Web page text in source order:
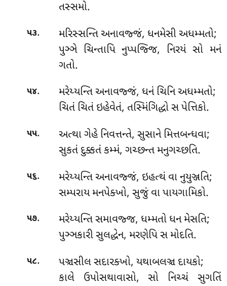
તસ્સમો.
૫૩. મરિસ્સન્તિઅનાવજ્જં, ધનમેસી અધમ્મતો;
પુઞ્ઞે ચિન્તાપિ નુપ્પજ્જિ, નિરયં સો મનં
ગતો.
૫૪.
મરેય્યન્તિ અનાવજ્જં, ધનં ચિનિ અધમ્મતો;
ચિતં ચિતં ઇહેવેતં, તસ્મિંગિદ્ધો સ પેત્તિકો.
૫૫. અત્થાગેહે નિવત્તન્તે, સુસાને મિત્તબન્ધવા;
સુકતં દુક્કતં કમ્મં, ગચ્છન્ત મનુગચ્છતિ.
૫૬.
મરેય્યન્તિ અનાવજ્જં, ઇહત્થં વા નુયુઞ્જતિ;
સમ્પરાય મનપેક્ખો, સુજું વા પાયગામિકો.
૫૭. મરેય્યન્તિસમાવજ્જ, ધમ્મતો ધન મેસતિ;
પુઞ્ઞકારી સુલદ્ધેન, મરણેપિ સ મોદતિ.
૫૮.
પઞ્ચસીલ સદારક્ખો, યથાબલઞ્ચ દાયકો;
કાલે ઉપોસથાવાસો, સો નિચ્ચં સુગતિં